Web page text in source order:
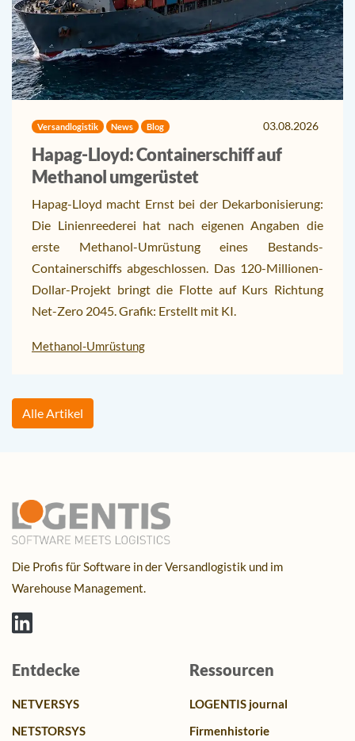
Versandlogistik News Blog 03.08.2026
Hapag-Lloyd: Containerschiff auf
Methanol umgerüstet
Hapag-Lloyd macht Ernst bei der Dekarbonisierung:
Die Linienreederei hat nach eigenen Angaben die
erste Methanol-Umrüstung eines Bestands-
Containerschiffs abgeschlossen. Das 120-Millionen-
Dollar-Projekt bringt die Flotte auf Kurs Richtung
Net-Zero 2045. Grafik: Erstellt mit KI.
Methanol-Umrüstung
Alle Artikel
Die Profis für Software in der Versandlogistik und im
Warehouse Management.
Entdecke
NETVERSYS
NETSTORSYS
Ressourcen
LOGENTIS journal
Firmenhistorie